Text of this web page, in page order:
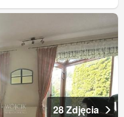
28 Zdjęcia